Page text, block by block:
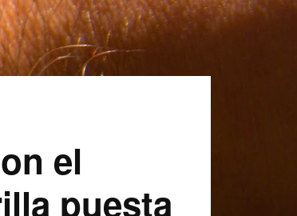
el
puesta